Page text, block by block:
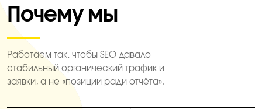
Почему мы
Работаем так, чтобы SEO давало
стабильный органический трафик и
заявки, а не «позиции ради отчёта».